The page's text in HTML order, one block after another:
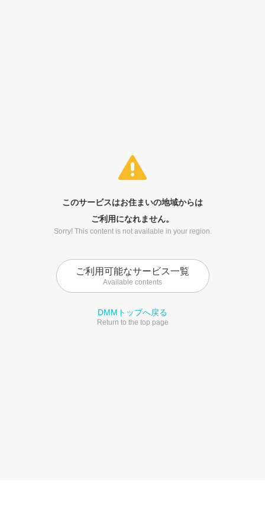
このサービスはお住まいの地域からは
ご利用になれません。
Sorry! This content is not available in your region.
ご利用可能なサービス一覧
Available contents
DMMトップへ戻る
Return to the top page